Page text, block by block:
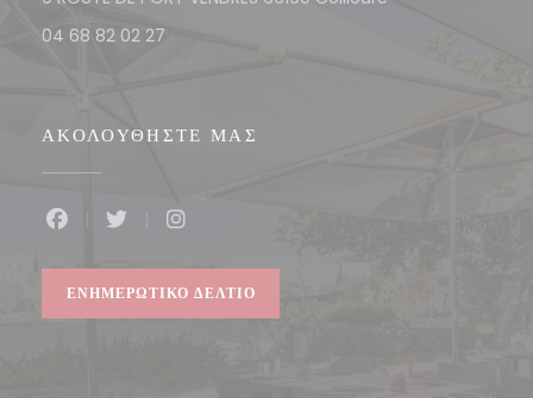
04 68 82 02 27
ΑΚΟΛΟΥΘΉΣΤΕ ΜΑΣ
Facebook ((ανοίγει σε νέο παράθυρο))
ΕΝΗΜΕΡΩΤΙΚΌ ΔΕΛΤΊΟ